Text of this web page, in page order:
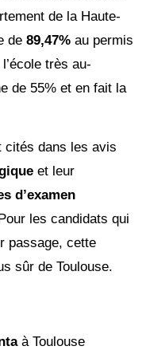
de la Haute-
de 89,47% au permis
très au-
de 55% et en fait la
cités dans les avis
et leur
d’examen
les candidats qui
passage, cette
sûr de Toulouse.
à Toulouse